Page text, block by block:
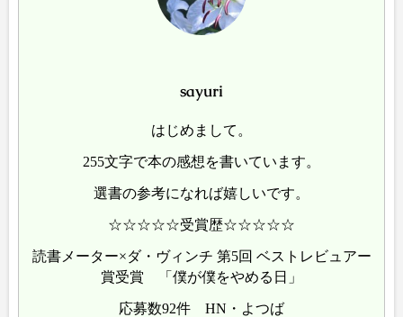
sayuri
はじめまして。
255文字で本の感想を書いています。
選書の参考になれば嬉しいです。
☆☆☆☆☆受賞歴☆☆☆☆☆
読書メーター×ダ・ヴィンチ 第5回 ベストレビュアー
賞受賞 「僕が僕をやめる日」
応募数92件 HN・よつば